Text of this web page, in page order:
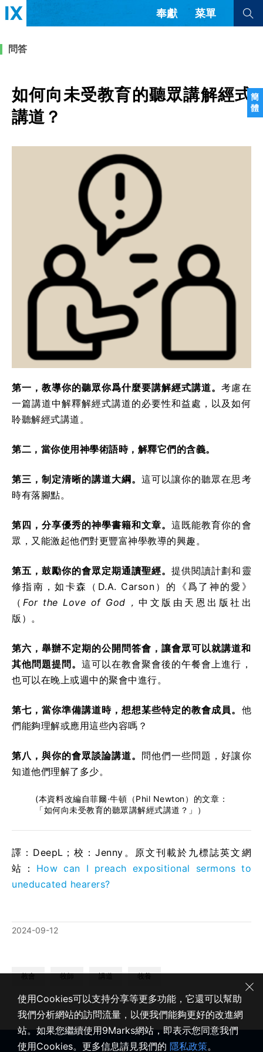
簡
體
奉獻 菜單
來信
解經式講道與神學
福音傳講與宣教 成員制與教會紀律
團契生活與禱告
查看全部
查看全部
正體中文
达里语
羅馬尼亞語
意大利語
土耳其語
阿拉伯語
阿爾巴尼亞語
塞爾維亞語 柬埔寨語
問答
如何向未受教育的聽眾講解經式
講道？
第一，教導你的聽眾你爲什麼要講解經式講道。考慮在
一篇講道中解釋解經式講道的必要性和益處，以及如何
聆聽解經式講道。
第二，當你使用神學術語時，解釋它們的含義。
第三，制定清晰的講道大綱。這可以讓你的聽眾在思考
時有落腳點。
第四，分享優秀的神學書籍和文章。這既能教育你的會
眾，又能激起他們對更豐富神學教導的興趣。
第五，鼓勵你的會眾定期通讀聖經。提供閱讀計劃和靈
修指南，如卡森（D.A. Carson）的《爲了神的愛》
（ For the Love of God，中文版由天恩出版社出
版）。
第六，舉辦不定期的公開問答會，讓會眾可以就講道和
其他問題提問。這可以在教會聚會後的午餐會上進行，
也可以在晚上或週中的聚會中進行。
第七，當你準備講道時，想想某些特定的教會成員。 他
們能夠理解或應用這些內容嗎？
第八，與你的會眾談論講道。 問他們一些問題，好讓你
知道他們理解了多少。
(本資料改編自菲爾·牛頓（Phil Newton）的文章：
「如何向未受教育的聽眾講解經式講道？」）
譯：DeepL；校：Jenny。原文刊載於九標誌英文網
站： How can I preach expositional sermons to
uneducated hearers?
2024-09-12
教會 牧師 講道 牧養
使用Cookies可以支持分享等更多功能，它還可以幫助
我們分析網站的訪問流量，以便我們能夠更好的改進網
站。如果您繼續使用9Marks網站，即表示您同意我們
使用Cookies。更多信息請見我們的 隱私政策。